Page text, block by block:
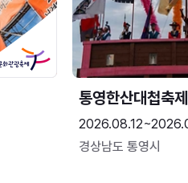
통영한산대첩축제
경상남도 통영시